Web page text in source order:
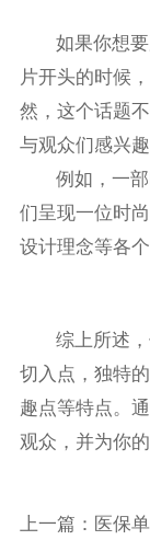
如果你想
片开头的时候
然，这个话题
与观众们感兴
例如，一
们呈现一位时
设计理念等各
综上所述
切入点，独特
趣点等特点。
观众，并为你
上一篇： 医保